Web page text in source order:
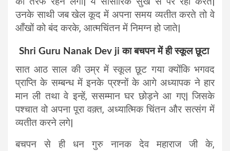
उनके साथी जब खेल कूद में अपना समय व्यतीत करते तो वे
आँखों को बंद करके, आत्मचिंतन में निमग्न हो जाते|
Shri Guru Nanak Dev ji का बचपन में ही स्कूल छूटा
सात आठ साल की उम्र में स्कूल छूट गया क्योंकि भगवद
प्राप्ति के सम्बन्ध में इनके प्रश्नों के आगे अध्यापक ने हार
मान ली तथा वे इन्हें, ससम्मान घर छोड़ने आ गए| जिसके
पश्चात वो अपना पूरा वक़्त, अध्यात्मिक चिंतन और सत्संग में
व्यतीत करने लगे|
बचपन से ही धन गुरु नानक देव महाराज जी के,